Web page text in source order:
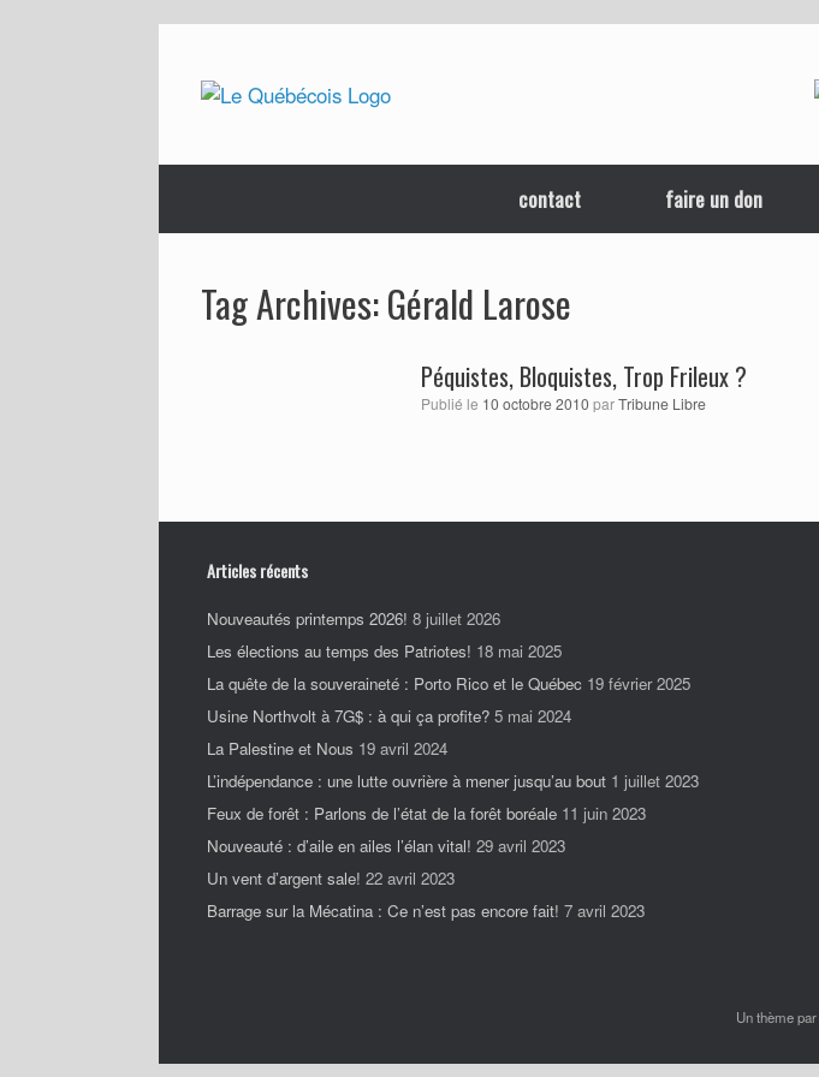
content
contact faire un don
Tag Archives:Gérald Larose
Péquistes, Bloquistes, Trop Frileux ?
Publié le 10 octobre 2010 parTribune Libre
Articles récents
Nouveautés printemps 2026! 8 juillet 2026
Les élections au temps des Patriotes! 18 mai 2025
La quête de la souveraineté : Porto Rico et le Québec 19 février 2025
Usine Northvolt à 7G$ : à qui ça profite? 5 mai 2024
La Palestine et Nous 19 avril 2024
L’indépendance : une lutte ouvrière à mener jusqu’au bout 1 juillet 2023
Feux de forêt : Parlons de l’état de la forêt boréale 11 juin 2023
Nouveauté : d’aile en ailes l’élan vital! 29 avril 2023
Un vent d’argent sale! 22 avril 2023
Barrage sur la Mécatina : Ce n’est pas encore fait! 7 avril 2023
Un thème par